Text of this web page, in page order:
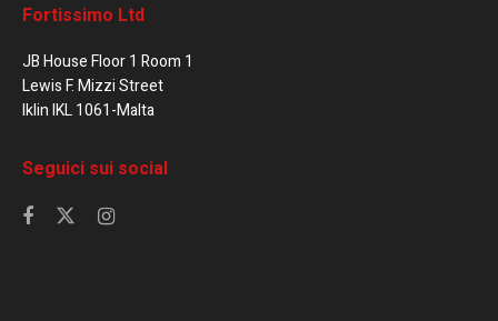
Fortissimo Ltd
JB House Floor 1 Room 1
Lewis F. Mizzi Street
Iklin IKL 1061-Malta
Seguici sui social